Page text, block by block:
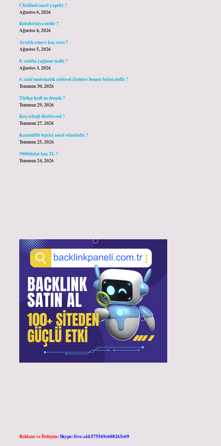
Clickbait nasıl yapılır ?
Ağustos 6, 2026
Kuluforniya nedir ?
Ağustos 6, 2026
Avcılık sınavı kaç soru ?
Ağustos 5, 2026
8. sınıfta yağmur nedir ?
Ağustos 3, 2026
6. sınıf matematik cebirsel ifadeler benzer terim nedir ?
Temmuz 30, 2026
Türkçe kedi ne demek ?
Temmuz 29, 2026
Koç erkeği flörtöz mü ?
Temmuz 27, 2026
Kazandibi tepsisi nasıl olmalıdır ?
Temmuz 25, 2026
3000dolar kaç TL ?
Temmuz 24, 2026
Reklam ve İletişim:Skype: live:.cid.575569c608265c69